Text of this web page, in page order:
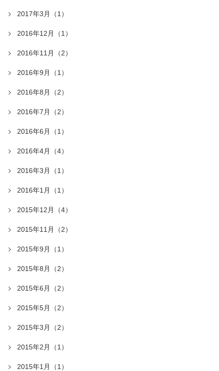
2017年3月（1）
2016年12月（1）
2016年11月（2）
2016年9月（1）
2016年8月（2）
2016年7月（2）
2016年6月（1）
2016年4月（4）
2016年3月（1）
2016年1月（1）
2015年12月（4）
2015年11月（2）
2015年9月（1）
2015年8月（2）
2015年6月（2）
2015年5月（2）
2015年3月（2）
2015年2月（1）
2015年1月（1）